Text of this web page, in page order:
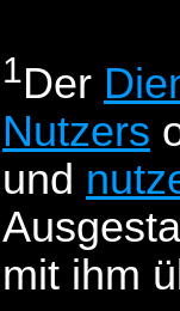
1Der
Nutzers
und
mit ihm